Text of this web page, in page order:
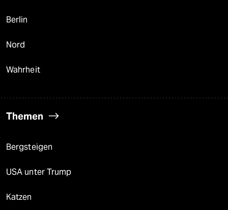
Berlin
Nord
Wahrheit
Themen
Bergsteigen
USA unter Trump
Katzen